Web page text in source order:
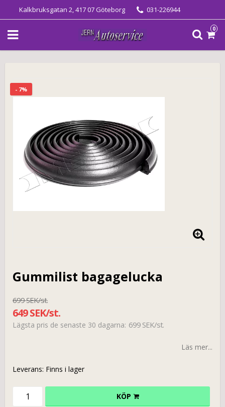
Kalkbruksgatan 2, 417 07 Göteborg 031-226944
0
- 7%
Gummilist bagagelucka
699 SEK/st.
649 SEK/st.
Lägsta pris de senaste 30 dagarna 699 SEK/st.
Läs mer...
Leverans: Finns i lager
KÖP